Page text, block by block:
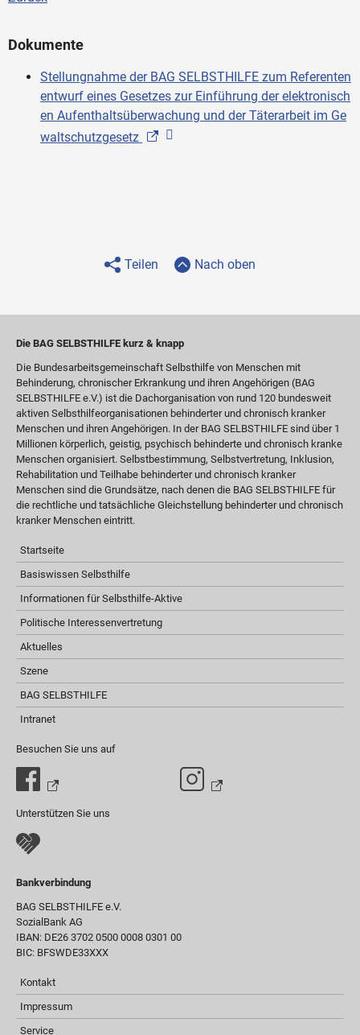
Dokumente
Stellungnahme der BAG SELBSTHILFE zum Referenten
entwurf eines Gesetzes zur Einführung der elektronisch
en Aufenthaltsüberwachung und der Täterarbeit im Ge
waltschutzgesetz
Teilen Nach oben
Die BAG SELBSTHILFE kurz & knapp
Die Bundesarbeitsgemeinschaft Selbsthilfe von Menschen mit
Behinderung, chronischer Erkrankung und ihren Angehörigen (BAG
SELBSTHILFE e.V.) ist die Dachorganisation von rund 120 bundesweit
aktiven Selbsthilfeorganisationen behinderter und chronisch kranker
Menschen und ihren Angehörigen. In der BAG SELBSTHILFE sind über 1
Millionen körperlich, geistig, psychisch behinderte und chronisch kranke
Menschen organisiert. Selbstbestimmung, Selbstvertretung, Inklusion,
Rehabilitation und Teilhabe behinderter und chronisch kranker
Menschen sind die Grundsätze, nach denen die BAG SELBSTHILFE für
die rechtliche und tatsächliche Gleichstellung behinderter und chronisch
kranker Menschen eintritt.
Startseite
Basiswissen Selbsthilfe
Informationen für Selbsthilfe-Aktive
Politische Interessenvertretung
Aktuelles
Szene
BAG SELBSTHILFE
Intranet
Besuchen Sie uns auf
Unterstützen Sie uns
Bankverbindung
BAG SELBSTHILFE e.V.
SozialBank AG
IBAN: DE26 3702 0500 0008 0301 00
BIC: BFSWDE33XXX
Kontakt
Impressum
Service